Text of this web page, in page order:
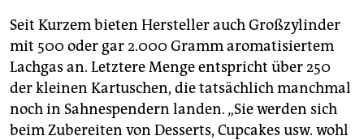
Seit Kurzem bieten Hersteller auch Großzylinder
mit 500 oder gar 2.000 Gramm aromatisiertem
Lachgas an. Letztere Menge entspricht über 250
der kleinen Kartuschen, die tatsächlich manchmal
noch in Sahnespendern landen. „Sie werden sich
beim Zubereiten von Desserts, Cupcakes usw. wohl